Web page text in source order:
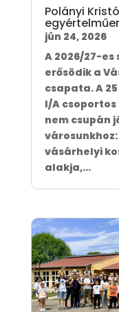
Polányi
jún 24, 2026
A 2026/27-
erősödik a
csapata. A
I/A
nem csupán
vásárhelyi
alakja,...